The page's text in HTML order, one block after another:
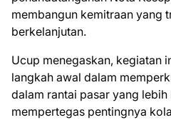
membangun kemitraan yang
berkelanjutan.
Ucup menegaskan, kegiatan
langkah awal dalam
dalam rantai pasar yang lebih
mempertegas pentingnya